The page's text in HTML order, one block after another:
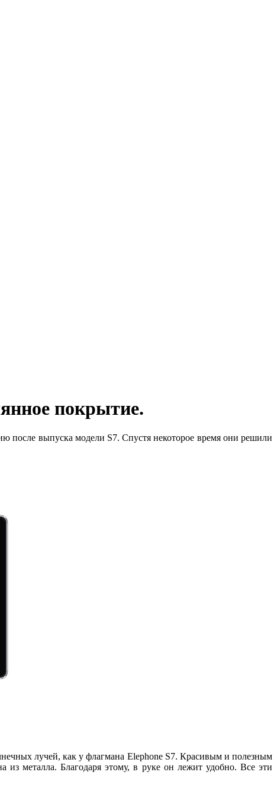
покрытие.
после выпуска модели S7. Спустя некоторое время они решили
лучей, как у флагмана Elephone S7. Красивым и полезным
из металла. Благодаря этому, в руке он лежит удобно. Все эти